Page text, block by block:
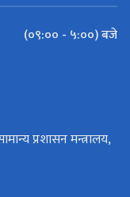
(०९:०० - ५:००) बजे
प्रशासन मन्त्रालय,